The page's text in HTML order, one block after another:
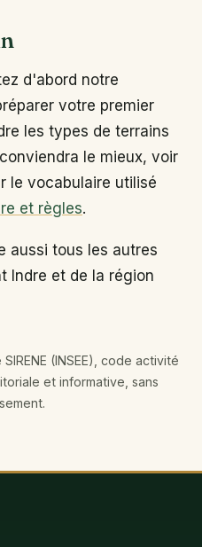
d'abord notre
votre premier
les types de terrains
le mieux, voir
le vocabulaire utilisé
et règles.
aussi tous les autres
Indre et de la région
(INSEE), code activité
et informative, sans